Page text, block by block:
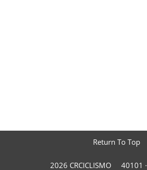
Return To Top
2026 CRCICLISMO 40101 ·